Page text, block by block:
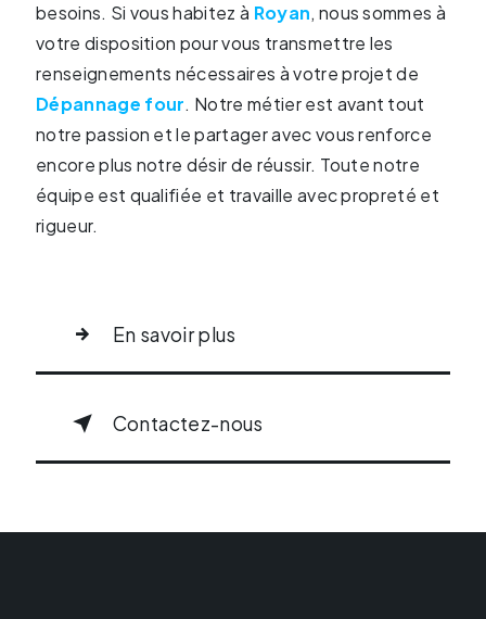
besoins. Si vous habitez à Royan, nous sommes à
votre disposition pour vous transmettre les
renseignements nécessaires à votre projet de
Dépannage four. Notre métier est avant tout
notre passion et le partager avec vous renforce
encore plus notre désir de réussir. Toute notre
équipe est qualifiée et travaille avec propreté et
rigueur.
En savoir plus
Contactez-nous